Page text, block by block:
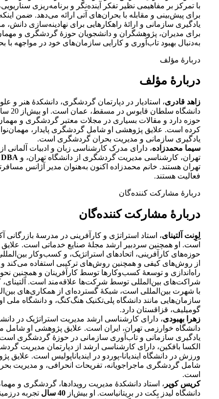
با تمرکز بر مفاهیمی نظیر تفکر آینده‌نگر و برنامه‌ریزی
برای پیش‌بینی و مقابله با بحران‌های آتی ارائه می‌دهد. ضمن اینکه
یادگیری سازمانی و ارائۀ راهکارهایی برای نهادینه‌سازی دانش،
برای مدیران، پژوهشگران و دانشجویان حوزۀ گردشگری و
به‌دنبال بهبود تاب‌آوری و کارایی سازمان‌های خود در مواجهه با
دربارهٔ مؤلف
دربارهٔ مؤلف
زاهد قادری، استادیار در دپارتمان گردشگری، دانشکدۀ هنر و
دانشگاه
حوزه دارد و مقالات بسیاری در مجلات معتبر گردشگری و
کرده است. علایق پژوهشی او شامل گردشگری پایدار،
یادگیری سازمانی و مدیریت بحران گردشگری است.
سیما محمدزاده، دارای مدرک کارشناسی زبان و ادبیات آلمانی از
تهران، کارشناسی مدیریت گردشگری از دانشگاه تهران، و DBA
تهران هستند. خانم محمدزاده‌‌ اکنون به‌هنوان مدیر آژانس
فعالیت هستند.
دربارهٔ مشارکت کننده‌گان
دربارهٔ مشارکت کننده‌گان
لِوِنت آلتینای، استاد استراتژی و کارآفرینی در مدرسۀ
است. او همچنین سردبیر ارشد مجلۀ صنایع خدماتی است.
حوزه‌های کارآفرینی، اتحادهای استراتژیک، و کسب‌وکار
از روش‌های کیفی و همچنین روش‌های ترکیبی استفاده می‌کند و
راه‌اندازی و توسعۀ کسب‌وکارها توسط کارآفرینان و همچنین
شراکت‌های بین‌المللی توسط شرکت‌ها علاقه‌مند است.
با شهرت بین‌المللی است، شبکۀ گسترده‌ای از همکاری‌های
سازمان‌هایی مانند دانشگاه پلی‌تکنیک هنگ‌کنگ، و دانشگاه ملی
گومیلیف، قزاقستان دارد.
زهرا بهبودی، دارای کارشناسی ارشد مدیریت استراتژیک در
دانشگاه خوارزمی تهران، ایران است. علایق پژوهشی او شامل
یادگیری سازمانی و تاب‌آوری سازمانی در حوزۀ گردشگری
الکسا بافکین، دارای کارشناسی ارشد از دپارتمان مدیریت
ورزش در دانشگاه ایندیانا-پوردو در ایندیاناپولیس است. علایق
شامل گردشگری ماجراجویانه، تفریحات انحرافی، و مدیریت
است.
کریس کوپر ، استاد دانشکدۀ مدیریت رویدادها، گردشگری و
دانشگاه لیدز بِکت در بریتانیاست. او بیش‌از 40 سال
تجربه